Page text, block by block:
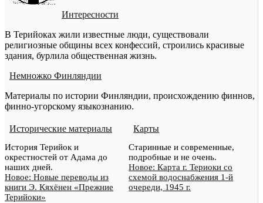
Интересности
В Терийоках жили известные люди, существовали
религиозные общины всех конфессий, строились красивые
здания, бурлила общественная жизнь.
Немножко Финляндии
Материалы по истории Финляндии, происхождению финнов,
финно-угорскому языкознанию.
Исторические материалы
История Терийок и
окрестностей от Адама до
наших дней.
Новое: Новые переводы из
книги Э. Кяхёнен «Прежние
Терийоки»
Карты
Старинные и современные,
подробные и не очень.
Новое: Карта г. Териоки со
схемой водоснабжения 1-й
очереди, 1945 г.